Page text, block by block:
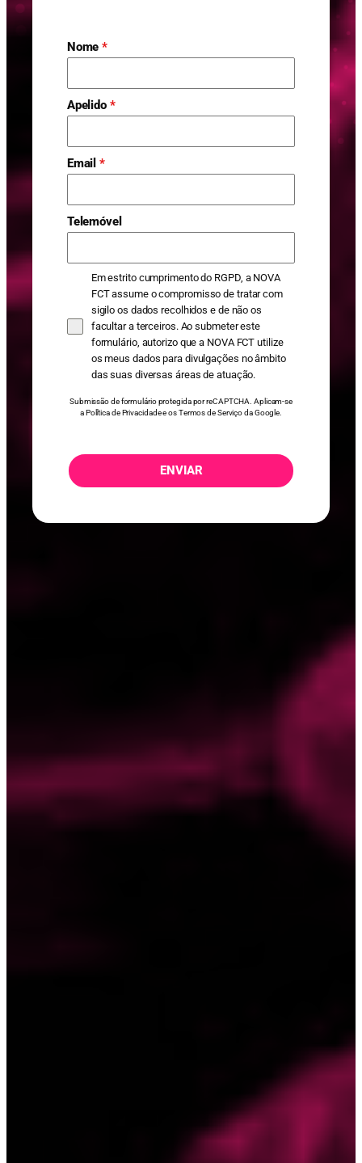
Nome*
Apelido *
Email*
Telemóvel
Em estrito cumprimento do RGPD, a NOVA
FCT assume o compromisso de tratar com
sigilo os dados recolhidos e de não os
facultar a terceiros. Ao submeter este
formulário, autorizo que a NOVA FCT utilize
os meus dados para divulgações no âmbito
das suas diversas áreas de atuação.
Submissão de formulário protegida por reCAPTCHA. Aplicam-se
aPolítica de Privacidadee osTermos de Serviçoda Google.
ENVIAR